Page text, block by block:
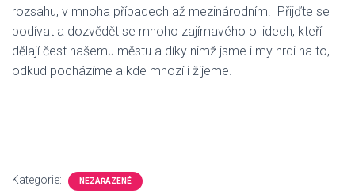
rozsahu, v mnoha případech až mezinárodním. Přijďte se
podívat a dozvědět se mnoho zajímavého o lidech, kteří
dělají čest našemu městu a díky nimž jsme i my hrdi na to,
odkud pocházíme a kde mnozí i žijeme.
Kategorie: NEZAŘAZENÉ